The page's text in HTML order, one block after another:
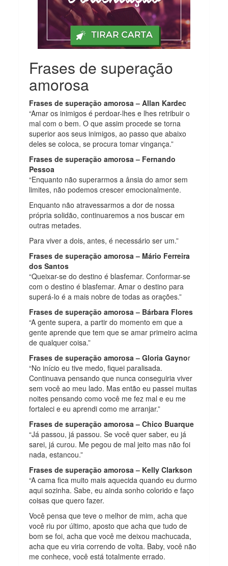
Frases de superação
amorosa
Frases de superação amorosa – Allan Kardec
“Amar os inimigos é perdoar-lhes e lhes retribuir o
mal com o bem. O que assim procede se torna
superior aos seus inimigos, ao passo que abaixo
deles se coloca, se procura tomar vingança.”
Frases de superação amorosa – Fernando
Pessoa
“Enquanto não superarmos a ânsia do amor sem
limites, não podemos crescer emocionalmente.
Enquanto não atravessarmos a dor de nossa
própria solidão, continuaremos a nos buscar em
outras metades.
Para viver a dois, antes, é necessário ser um.”
Frases de superação amorosa – Mário Ferreira
dos Santos
“Queixar-se do destino é blasfemar. Conformar-se
com o destino é blasfemar. Amar o destino para
superá-lo é a mais nobre de todas as orações.”
Frases de superação amorosa – Bárbara Flores
“A gente supera, a partir do momento em que a
gente aprende que tem que se amar primeiro acima
de qualquer coisa.”
Frases de superação amorosa – Gloria Gaynor
“No início eu tive medo, fiquei paralisada.
Continuava pensando que nunca conseguiria viver
sem você ao meu lado. Mas então eu passei muitas
noites pensando como você me fez mal e eu me
fortaleci e eu aprendi como me arranjar.”
Frases de superação amorosa – Chico Buarque
“Já passou, já passou. Se você quer saber, eu já
sarei, já curou. Me pegou de mal jeito mas não foi
nada, estancou.”
Frases de superação amorosa – Kelly Clarkson
“A cama fica muito mais aquecida quando eu durmo
aqui sozinha. Sabe, eu ainda sonho colorido e faço
coisas que quero fazer.
Você pensa que teve o melhor de mim, acha que
você riu por último, aposto que acha que tudo de
bom se foi, acha que você me deixou machucada,
acha que eu viria correndo de volta. Baby, você não
me conhece, você está totalmente errado.